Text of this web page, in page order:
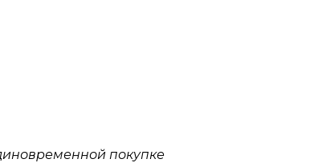
покупке